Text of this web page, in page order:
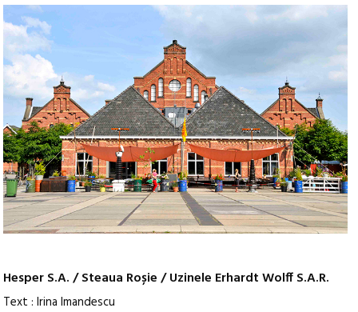
Hesper S.A. / Steaua Roșie / Uzinele Erhardt Wolff S.A.R.
Text : Irina Imandescu